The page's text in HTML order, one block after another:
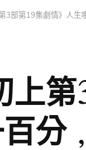
3部第19集劇情》人生
第
分